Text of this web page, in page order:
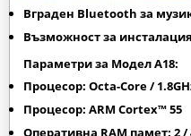
Вграден Bluetooth за
Възможност за
Параметри за Модел A18:
Процесор: Octa-Core /
Процесор: ARM Cortex™ 55
Оперативна RAM памет: 2 /